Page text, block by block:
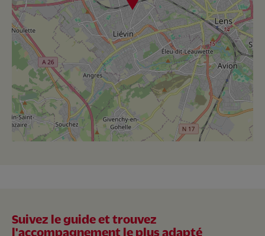
Suivez le guide et trouvez
l'accompagnement le plus adapté